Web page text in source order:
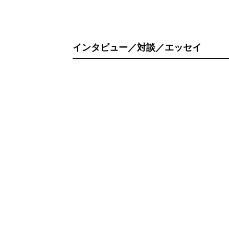
インタビュー／対談／エッセイ